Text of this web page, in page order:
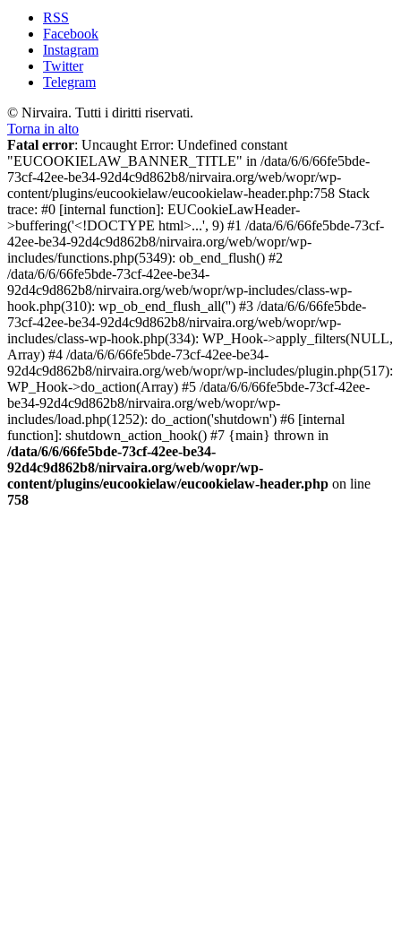
RSS
Facebook
Instagram
Twitter
Telegram
© Nirvaira. Tutti i diritti riservati.
Torna in alto
Fatal error: Uncaught Error: Undefined constant
"EUCOOKIELAW_BANNER_TITLE" in /data/6/6/66fe5bde-
73cf-42ee-be34-92d4c9d862b8/nirvaira.org/web/wopr/wp-
content/plugins/eucookielaw/eucookielaw-header.php:758 Stack
trace: #0 [internal function]: EUCookieLawHeader-
>buffering('<!DOCTYPE html>...', 9) #1 /data/6/6/66fe5bde-73cf-
42ee-be34-92d4c9d862b8/nirvaira.org/web/wopr/wp-
includes/functions.php(5349): ob_end_flush() #2
/data/6/6/66fe5bde-73cf-42ee-be34-
92d4c9d862b8/nirvaira.org/web/wopr/wp-includes/class-wp-
hook.php(310): wp_ob_end_flush_all('') #3 /data/6/6/66fe5bde-
73cf-42ee-be34-92d4c9d862b8/nirvaira.org/web/wopr/wp-
includes/class-wp-hook.php(334): WP_Hook->apply_filters(NULL,
Array) #4 /data/6/6/66fe5bde-73cf-42ee-be34-
92d4c9d862b8/nirvaira.org/web/wopr/wp-includes/plugin.php(517):
WP_Hook->do_action(Array) #5 /data/6/6/66fe5bde-73cf-42ee-
be34-92d4c9d862b8/nirvaira.org/web/wopr/wp-
includes/load.php(1252): do_action('shutdown') #6 [internal
function]: shutdown_action_hook() #7 {main} thrown in
/data/6/6/66fe5bde-73cf-42ee-be34-
92d4c9d862b8/nirvaira.org/web/wopr/wp-
content/plugins/eucookielaw/eucookielaw-header.php on line
758